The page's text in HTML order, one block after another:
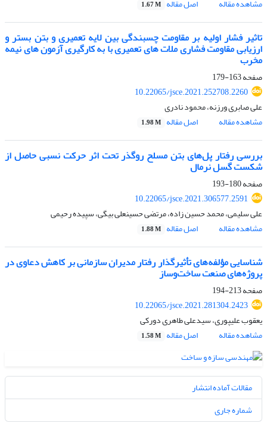
مشاهده مقاله اصل مقاله 1.67 M
تاثیر فشار اولیه بر مقاومت چسبندگی بین لایه تعمیری و بتن بستر و
ارزیابی مقاومت فشاری ملات های تعمیری با به کارگیری آزمون های نیمه
مخرب
صفحه163-179
10.22065/jsce.2021.252708.2260
علی صابری ورزنه، محمود نادری
مشاهده مقاله
اصل مقاله 1.98 M
بررسی رفتار پل‌های بتن مسلح روگذر تحت اثر حرکت نسبی حاصل از
شکست گسل نرمال
صفحه180-193
10.22065/jsce.2021.306577.2591
علی سلیمی، محمد حسین زاده، مرتضی حسینعلی بیگی، سپیده رحیمی
مشاهده مقاله
اصل مقاله 1.88 M
شناسایی مؤلفه‌های تأثیرگذار رفتار مدیران سازمانی بر کاهش دعاوی در
پروژه‌های صنعت ساخت‌وساز
صفحه213-194
10.22065/jsce.2021.281304.2423
یعقوب علیپوری، سیدعلی طاهری دورکی
مشاهده مقاله
اصل مقاله 1.58 M
مقالات آماده انتشار
شماره جاری